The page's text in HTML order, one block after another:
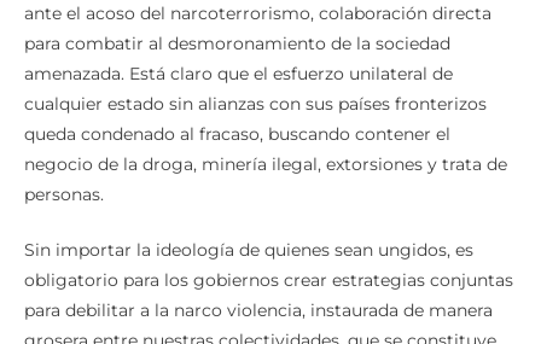
ante el acoso del narcoterrorismo, colaboración directa
para combatir al desmoronamiento de la sociedad
amenazada. Está claro que el esfuerzo unilateral de
cualquier estado sin alianzas con sus países fronterizos
queda condenado al fracaso, buscando contener el
negocio de la droga, minería ilegal, extorsiones y trata de
personas.
Sin importar la ideología de quienes sean ungidos, es
obligatorio para los gobiernos crear estrategias conjuntas
para debilitar a la narco violencia, instaurada de manera